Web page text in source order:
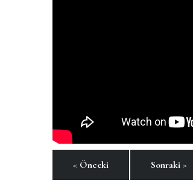
< Önceki Sonraki >